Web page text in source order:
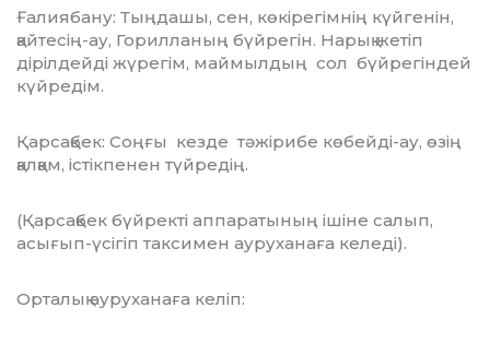
Ғалиябану: Тыңдашы, сен, көкірегімнің күйгенін,
қайтесің-ау, Горилланың бүйре­гін. Нарық жетіп
дірілдейді жүрегім, май­мыл­дың сол бүйрегіндей
күйредім.
Қарсақ­бек: Соңғы кезде тәжірибе көбейді-ау, өзің
қалқам, істікпенен түйредің.
(Қарсақбек бүйректі аппаратының ішіне салып,
асығып-үсігіп таксимен ауру­ха­наға келеді).
Орталық ауруханаға келіп: